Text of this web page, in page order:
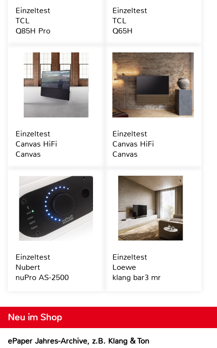
Neu im Shop
ePaper Jahres-Archive, z.B. Klang & Ton
Einzeltest
TCL
Q85H Pro
Einzeltest
TCL
Q65H
Einzeltest
Canvas HiFi
Canvas
Einzeltest
Canvas HiFi
Canvas
Einzeltest
Nubert
nuPro AS-2500
Einzeltest
Loewe
klang bar3 mr